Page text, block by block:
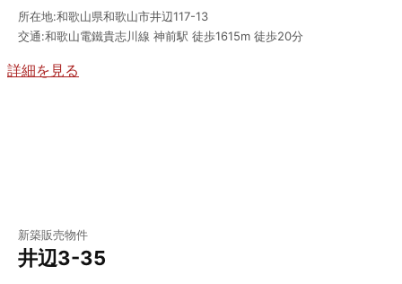
所在地:和歌山県和歌山市井辺117-13
交通:和歌山電鐵貴志川線 神前駅 徒歩1615m 徒歩20分
詳細を見る
新築販売物件
井辺3-35